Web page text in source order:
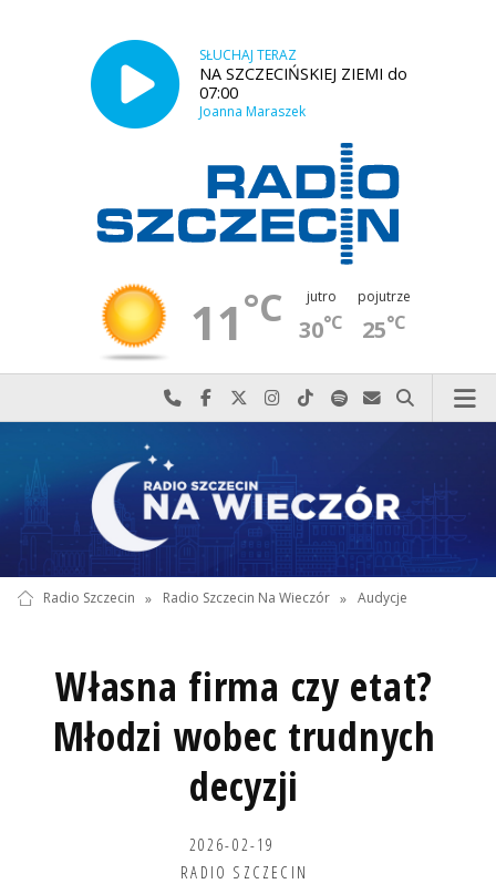
SŁUCHAJ TERAZ
NA SZCZECIŃSKIEJ ZIEMI do
07:00
Joanna Maraszek
11°C jutro
30°C
pojutrze
25°C
Najlepiej po prostu do nas zadzwoń
Odwiedź nas na Facebook-u
Odwiedź nas na X
Odwiedź nas na Instagram-ie
Odwiedź nas na TikTok-u
Szukaj nas na Spotify
Wyślij do nas
Szukaj
Radio Szczecin » Radio Szczecin Na Wieczór » Audycje
Własna firma czy etat?
Młodzi wobec trudnych
decyzji
2026-02-19
RADIO SZCZECIN